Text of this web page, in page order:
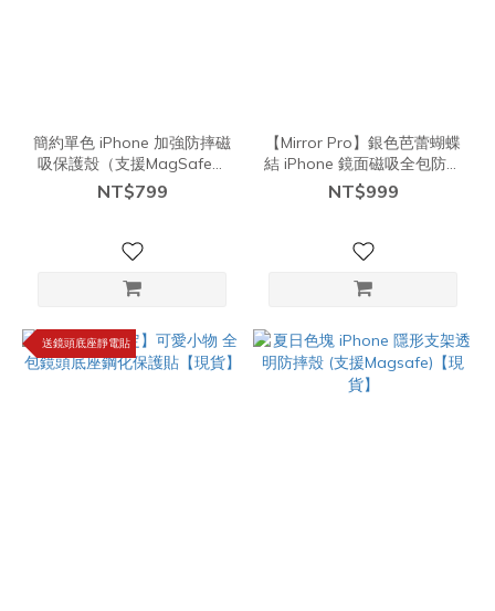
簡約單色 iPhone 加強防摔磁
吸保護殼（支援MagSafe）
【現貨】
NT$799
【Mirror Pro】銀色芭蕾蝴蝶
結 iPhone 鏡面磁吸全包防摔
保護殼 (支援Magsafe)【現
貨】
NT$999
送鏡頭底座靜電貼